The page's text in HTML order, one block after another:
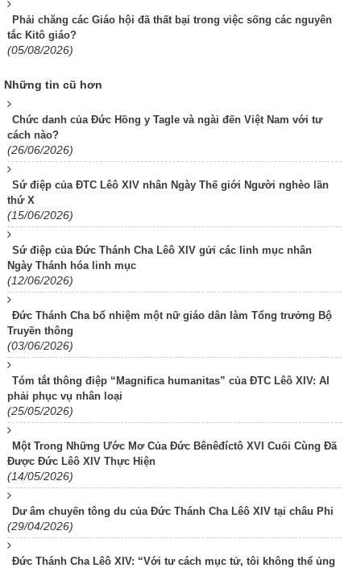
Phải chăng các Giáo hội đã thất bại trong việc sống các nguyên
tắc Kitô giáo?
(05/08/2026)
Những tin cũ hơn
Chức danh của Đức Hồng y Tagle và ngài đến Việt Nam với tư
cách nào?
(26/06/2026)
Sứ điệp của ĐTC Lêô XIV nhân Ngày Thế giới Người nghèo lần
thứ X
(15/06/2026)
Sứ điệp của Đức Thánh Cha Lêô XIV gửi các linh mục nhân
Ngày Thánh hóa linh mục
(12/06/2026)
Đức Thánh Cha bổ nhiệm một nữ giáo dân làm Tổng trưởng Bộ
Truyền thông
(03/06/2026)
Tóm tắt thông điệp “Magnifica humanitas” của ĐTC Lêô XIV: AI
phải phục vụ nhân loại
(25/05/2026)
Một Trong Những Ước Mơ Của Đức Bênêđíctô XVI Cuối Cùng Đã
Được Đức Lêô XIV Thực Hiện
(14/05/2026)
Dư âm chuyến tông du của Đức Thánh Cha Lêô XIV tại châu Phi
(29/04/2026)
Đức Thánh Cha Lêô XIV: “Với tư cách mục tử, tôi không thể ủng